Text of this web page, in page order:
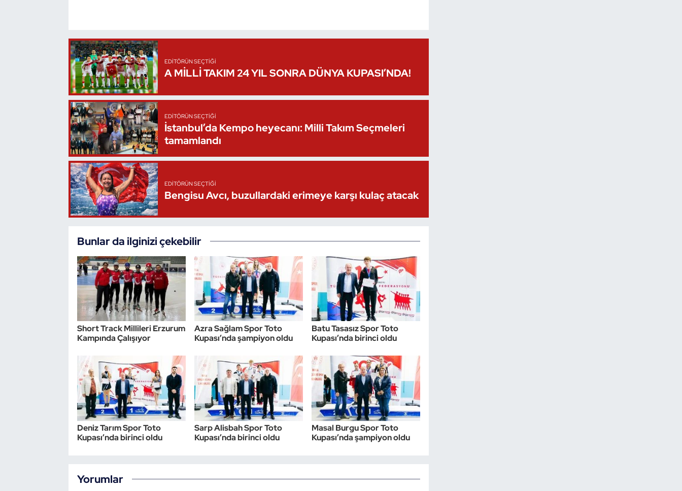
EDITÖRÜN SEÇTIĞI
A MİLLİ TAKIM 24 YIL SONRA DÜNYA KUPASI’NDA!
EDITÖRÜN SEÇTIĞI
İstanbul’da Kempo heyecanı: Milli Takım Seçmeleri
tamamlandı
EDITÖRÜN SEÇTIĞI
Bengisu Avcı, buzullardaki erimeye karşı kulaç atacak
Bunlar da ilginizi çekebilir
Short Track Millileri Erzurum
Kampında Çalışıyor
Azra Sağlam Spor Toto
Kupası’nda şampiyon oldu
Batu Tasasız Spor Toto
Kupası’nda birinci oldu
Deniz Tarım Spor Toto
Kupası’nda birinci oldu
Sarp Alisbah Spor Toto
Kupası’nda birinci oldu
Masal Burgu Spor Toto
Kupası’nda şampiyon oldu
Yorumlar
Oryantiring
Özel Sporcular
Paralimpik
Sualtı Sporları
Tekvando
Vücut Geliştirme Fitness